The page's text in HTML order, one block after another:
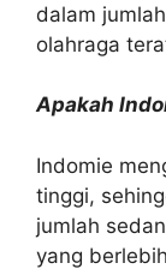
dalam
olahraga
Apakah
Indomie
tinggi,
jumlah
yang